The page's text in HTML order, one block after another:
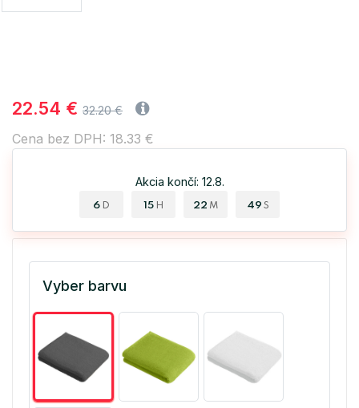
22.54 € 32.20 €
Cena bez DPH: 18.33 €
Akcia končí: 12.8.
6 D 15 H 22 M 49 S
Vyber barvu